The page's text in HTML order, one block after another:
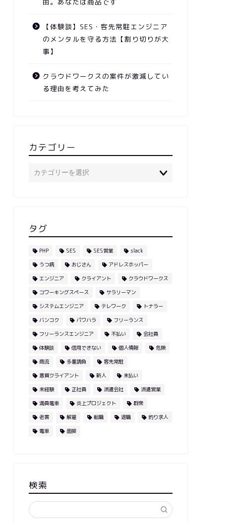
【体験談】SES・客先常駐エンジニア
のメンタルを守る方法【割り切りが大
事】
クラウドワークスの案件が激減してい
る理由を考えてみた
カテゴリー
タグ
PHP SES SES営業
slack
うつ病
おじさん
アドレスホッパー
エンジニア
クライアント
クラウドワークス
コワーキングスペース
サラリーマン
システムエンジニア
テレワーク
トナラー
バンコク
パワハラ
フリーランス
フリーランスエンジニア
不払い
会社員
体験談
信用できない 個人情報
危険
商流
多重請負
客先常駐
悪質クライアント
新人
未払い
未経験
正社員 派遣会社
派遣営業
満員電車
炎上プロジェクト
群衆
老害
解雇 転職 退職
釣り求人
電車
面接
検索